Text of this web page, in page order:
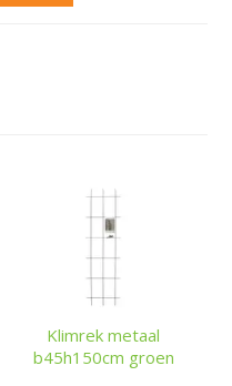
Klimrek metaal
b45h150cm groen